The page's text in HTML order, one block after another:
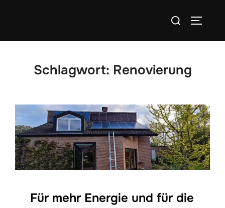
Suchen
Schlagwort: Renovierung
Für mehr Energie und für die